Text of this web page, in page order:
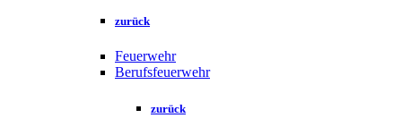
zurück
Feuerwehr
Berufsfeuerwehr
zurück